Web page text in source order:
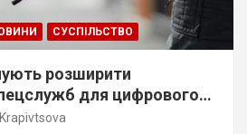
СУСПІЛЬСТВО
розширити
для цифрового